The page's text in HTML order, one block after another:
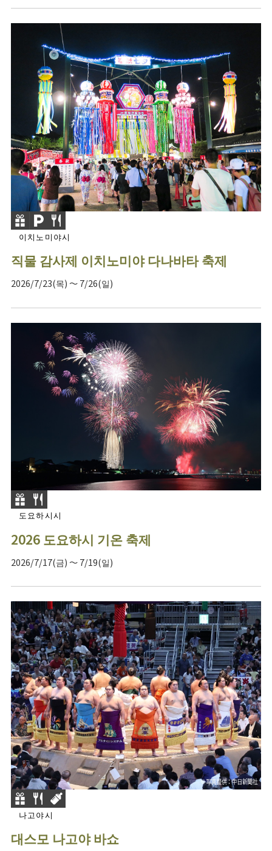
이치노미야시
직물 감사제 이치노미야 다나바타 축제
2026/7/23(목) ～ 7/26(일)
도요하시시
2026 도요하시 기온 축제
2026/7/17(금) ～ 7/19(일)
나고야시
대스모 나고야 바쇼